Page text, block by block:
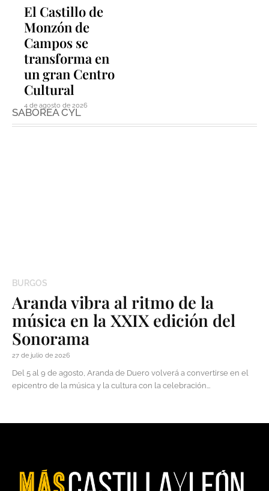
El Castillo de
Monzón de
Campos se
transforma en
un gran Centro
Cultural
4 de agosto de 2026
SABOREA CYL
BURGOS
Aranda vibra al ritmo de la
música en la XXIX edición del
Sonorama
27 de julio de 2026
Del 5 al 9 de agosto, Aranda de Duero volverá a convertirse en el
epicentro de la música y la cultura con la celebración...